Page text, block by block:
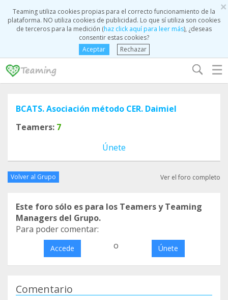
×
Teaming utiliza cookies propias para el correcto funcionamiento de la
plataforma. NO utiliza cookies de publicidad. Lo que sí utiliza son cookies
de terceros para la medición (haz click aquí para leer más), ¿deseas
consentir estas cookies?
Aceptar
Rechazar
☰
BCATS. Asociación método CER. Daimiel
Teamers: 7
Únete
Volver al Grupo Ver el foro completo
Este foro sólo es para los Teamers y Teaming
Managers del Grupo.
Para poder comentar:
Accede o Únete
Comentario